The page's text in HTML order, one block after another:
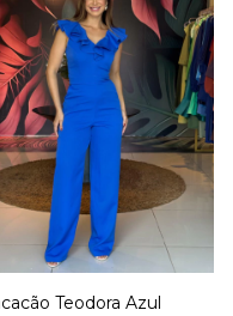
Teodora Azul